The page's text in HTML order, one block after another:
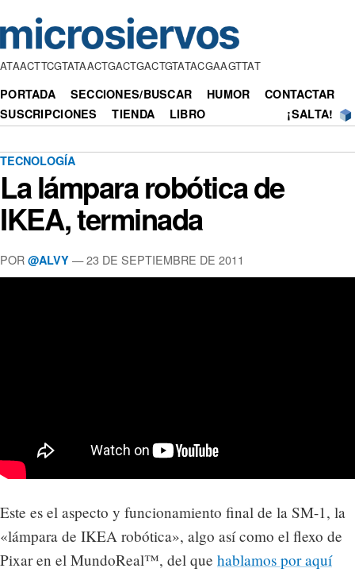
ATAACTTCGTATAACTGACTGACTGTATACGAAGTTAT
PORTADA SECCIONES/BUSCAR HUMOR
CONTACTAR
SUSCRIPCIONES
TIENDA LIBRO ¡SALTA!
TECNOLOGÍA
La lámpara robótica de
IKEA, terminada
POR @ALVY — 23 DE SEPTIEMBRE DE 2011
Este es el aspecto y funcionamiento final de la SM-1, la
«lámpara de IKEA robótica», algo así como el flexo de
Pixar en el MundoReal™, del que hablamos por aquí